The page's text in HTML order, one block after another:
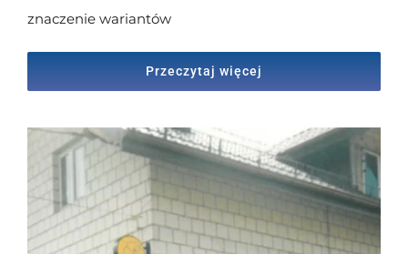
znaczenie wariantów
Przeczytaj więcej